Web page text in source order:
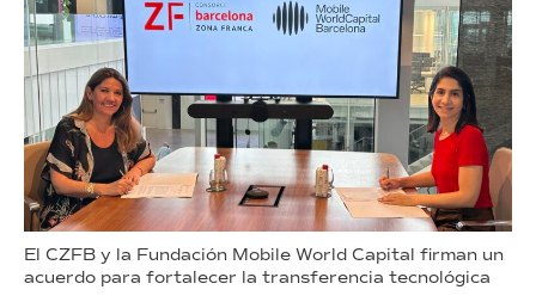
El CZFB y la Fundación Mobile World Capital firman un
acuerdo para fortalecer la transferencia tecnológica